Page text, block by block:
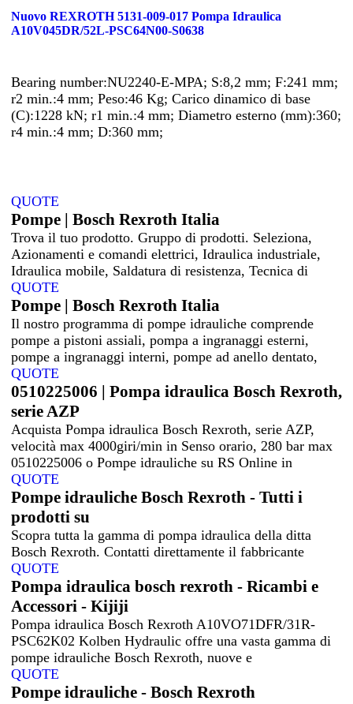
Nuovo REXROTH 5131-009-017 Pompa Idraulica
A10V045DR/52L-PSC64N00-S0638
Bearing number:NU2240-E-MPA; S:8,2 mm; F:241 mm;
r2 min.:4 mm; Peso:46 Kg; Carico dinamico di base
(C):1228 kN; r1 min.:4 mm; Diametro esterno (mm):360;
r4 min.:4 mm; D:360 mm;
QUOTE
Pompe | Bosch Rexroth Italia
Trova il tuo prodotto. Gruppo di prodotti. Seleziona,
Azionamenti e comandi elettrici, Idraulica industriale,
Idraulica mobile, Saldatura di resistenza, Tecnica di
QUOTE
Pompe | Bosch Rexroth Italia
Il nostro programma di pompe idrauliche comprende
pompe a pistoni assiali, pompa a ingranaggi esterni,
pompe a ingranaggi interni, pompe ad anello dentato,
QUOTE
0510225006 | Pompa idraulica Bosch Rexroth,
serie AZP
Acquista Pompa idraulica Bosch Rexroth, serie AZP,
velocità max 4000giri/min in Senso orario, 280 bar max
0510225006 o Pompe idrauliche su RS Online in
QUOTE
Pompe idrauliche Bosch Rexroth - Tutti i
prodotti su
Scopra tutta la gamma di pompa idraulica della ditta
Bosch Rexroth. Contatti direttamente il fabbricante
QUOTE
Pompa idraulica bosch rexroth - Ricambi e
Accessori - Kijiji
Pompa idraulica Bosch Rexroth A10VO71DFR/31R-
PSC62K02 Kolben Hydraulic offre una vasta gamma di
pompe idrauliche Bosch Rexroth, nuove e
QUOTE
Pompe idrauliche - Bosch Rexroth